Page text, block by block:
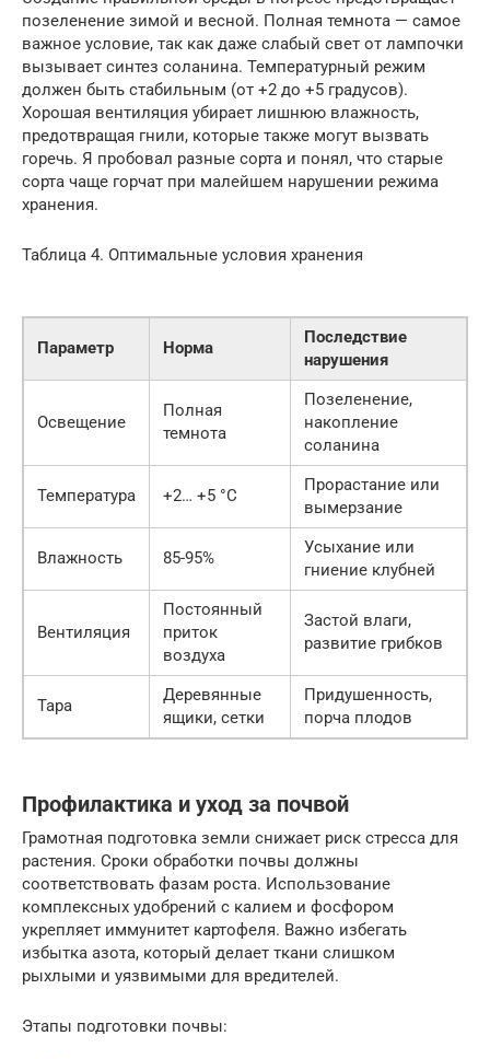
позеленение зимой и весной. Полная темнота — самое
важное условие, так как даже слабый свет от лампочки
вызывает синтез соланина. Температурный режим
должен быть стабильным (от +2 до +5 градусов).
Хорошая вентиляция убирает лишнюю влажность,
предотвращая гнили, которые также могут вызвать
горечь. Я пробовал разные сорта и понял, что старые
сорта чаще горчат при малейшем нарушении режима
хранения.
Таблица 4. Оптимальные условия хранения
Параметр Норма
Последствие
нарушения
Освещение
Полная
темнота
Позеленение,
накопление
соланина
Температура +2… +5 °C
Прорастание или
вымерзание
Влажность 85-95%
Усыхание или
гниение клубней
Вентиляция
Постоянный
приток
воздуха
Застой влаги,
развитие грибков
Тара
Деревянные
ящики, сетки
Придушенность,
порча плодов
Профилактика и уход за почвой
Грамотная подготовка земли снижает риск стресса для
растения. Сроки обработки почвы должны
соответствовать фазам роста. Использование
комплексных удобрений с калием и фосфором
укрепляет иммунитет картофеля. Важно избегать
избытка азота, который делает ткани слишком
рыхлыми и уязвимыми для вредителей.
Этапы подготовки почвы: